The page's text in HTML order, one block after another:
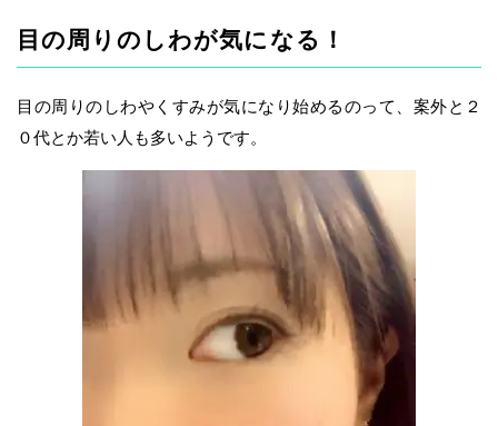
目の周りのしわが気になる！
目の周りのしわやくすみが気になり始めるのって、案外と２
０代とか若い人も多いようです。